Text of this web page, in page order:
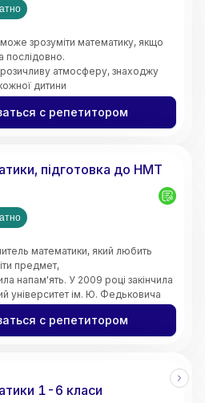
зрозуміти математику, якщо
послідовно.
атмосферу, знаходжу
дитини
теми простими словами. Моє
отримати високі оцінки,
впевненість у власних
середньої освіти.
класів,
ліквідувати прогалини,
робіт та інших видів
с репетитором
підготовка до НМТ
математики, який любить
предмет,
напам'ять. У 2009 році закінчила
університет ім. Ю. Федьковича
освіти м. Київ здобула
вчитель - дефектолог.
10 років
с репетитором
1-6 класи